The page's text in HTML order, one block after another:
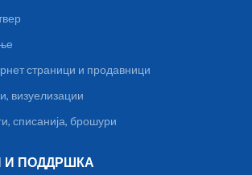
страници и продавници
визуелизации
списанија, брошури
ПОДДРШКА